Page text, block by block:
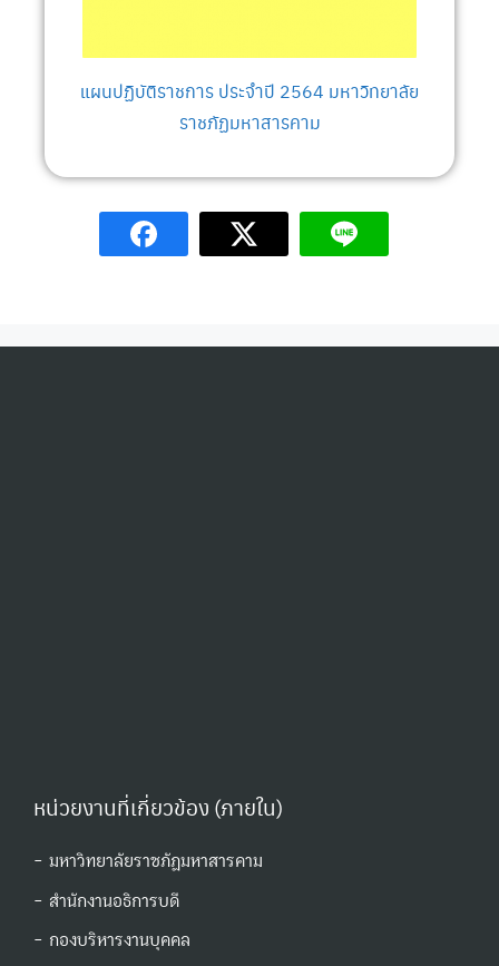
แผนปฏิบัติราชการ ประจำปี 2564 มหาวิทยาลัย
ราชภัฏมหาสารคาม
หน่วยงานที่เกี่ยวข้อง (ภายใน)
- มหาวิทยาลัยราชภัฏมหาสารคาม
- สำนักงานอธิการบดี
- กองบริหารงานบุคคล